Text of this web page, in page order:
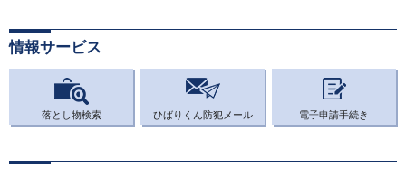
情報サービス
落とし物検索 ひばりくん防犯メール 電子申請手続き